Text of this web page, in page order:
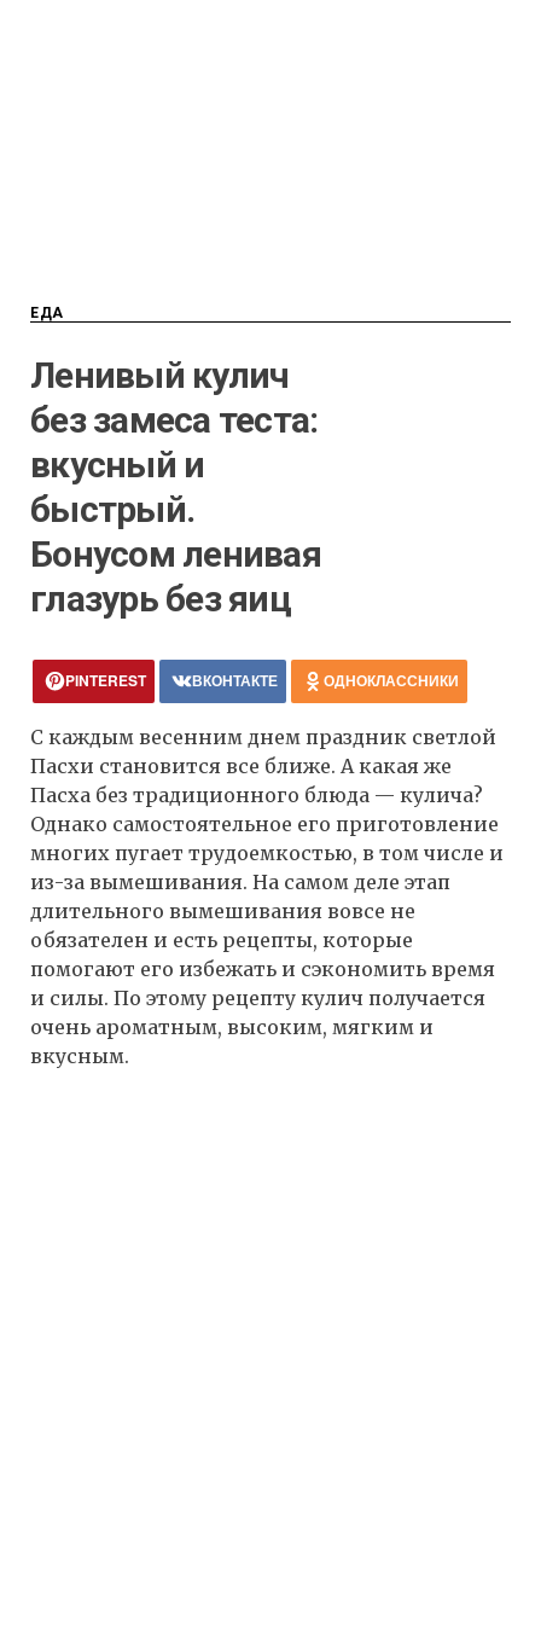
ЕДА
Ленивый кулич
без замеса теста:
вкусный и
быстрый.
Бонусом ленивая
глазурь без яиц
PINTEREST ВКОНТАКТЕ ОДНОКЛАССНИКИ
С каждым весенним днем праздник светлой
Пасхи становится все ближе. А какая же
Пасха без традиционного блюда — кулича?
Однако самостоятельное его приготовление
многих пугает трудоемкостью, в том числе и
из-за вымешивания. На самом деле этап
длительного вымешивания вовсе не
обязателен и есть рецепты, которые
помогают его избежать и сэкономить время
и силы. По этому рецепту кулич получается
очень ароматным, высоким, мягким и
вкусным.